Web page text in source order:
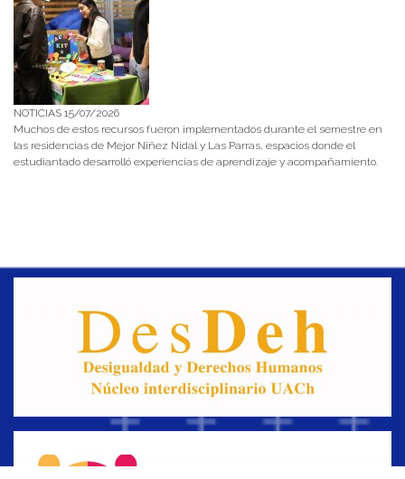
NOTICIAS 15/07/2026
Muchos de estos recursos fueron implementados durante el semestre en
las residencias de Mejor Niñez Nidal y Las Parras, espacios donde el
estudiantado desarrolló experiencias de aprendizaje y acompañamiento.